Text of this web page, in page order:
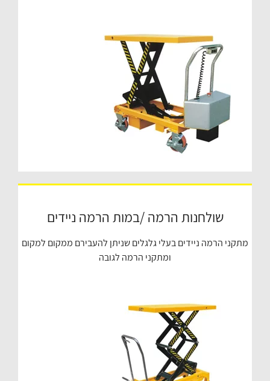
שולחנות הרמה /במות הרמה ניידים
מתקני הרמה ניידים בעלי גלגלים שניתן להעבירם ממקום למקום
ומתקני הרמה לגובה